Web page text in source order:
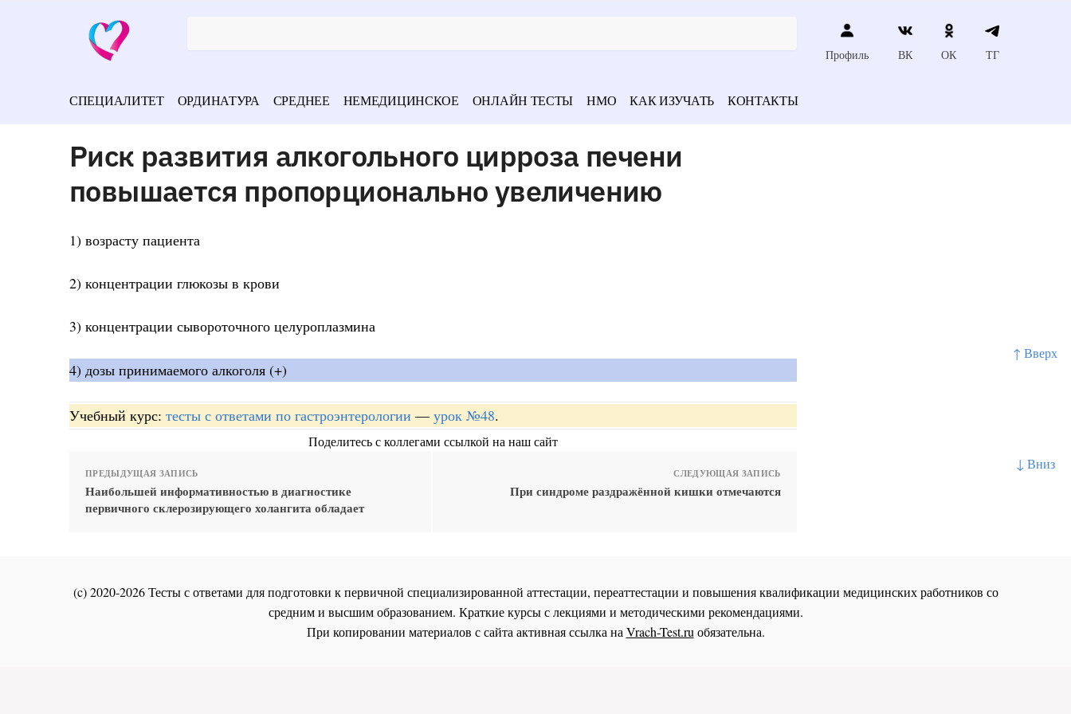
↑ Вверх
↓ Вниз
Профиль ВК ОК ТГ
СПЕЦИАЛИТЕТ ОРДИНАТУРА СРЕДНЕЕ НЕМЕДИЦИНСКОЕ ОНЛАЙН ТЕСТЫ НМО КАК ИЗУЧАТЬ КОНТАКТЫ
Риск развития алкогольного цирроза печени
повышается пропорционально увеличению
1) возрасту пациента
2) концентрации глюкозы в крови
3) концентрации сывороточного целуроплазмина
4) дозы принимаемого алкоголя (+)
Учебный курс: тесты с ответами по гастроэнтерологии — урок №48.
Поделитесь с коллегами ссылкой на наш сайт
ПРЕДЫДУЩАЯ ЗАПИСЬ
Наибольшей информативностью в диагностике
первичного склерозирующего холангита обладает
СЛЕДУЮЩАЯ ЗАПИСЬ
При синдроме раздражённой кишки отмечаются
(c) 2020-2026 Тесты с ответами для подготовки к первичной специализированной аттестации, переаттестации и повышения квалификации медицинских работников со
средним и высшим образованием. Краткие курсы с лекциями и методическими рекомендациями.
При копировании материалов с сайта активная ссылка наVrach-Test.ruобязательна.